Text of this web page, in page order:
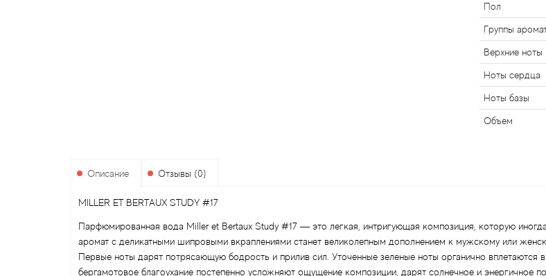
Пол
Группы
Верхние ноты
Ноты сердца
Ноты базы
Объем
Описание Отзывы (0)
MILLER ET BERTAUX STUDY #17
Парфюмированная вода Miller et Bertaux Study #17 — это легкая, интригующая композиция, которую
аромат с деликатными шипровыми вкраплениями станет великолепным дополнением к мужскому или
Первые ноты дарят потрясающую бодрость и прилив сил. Уточенные зеленые ноты органично вплетаются
бергамотовое благоухание постепенно усложняют ощущение композиции, дарят солнечное и